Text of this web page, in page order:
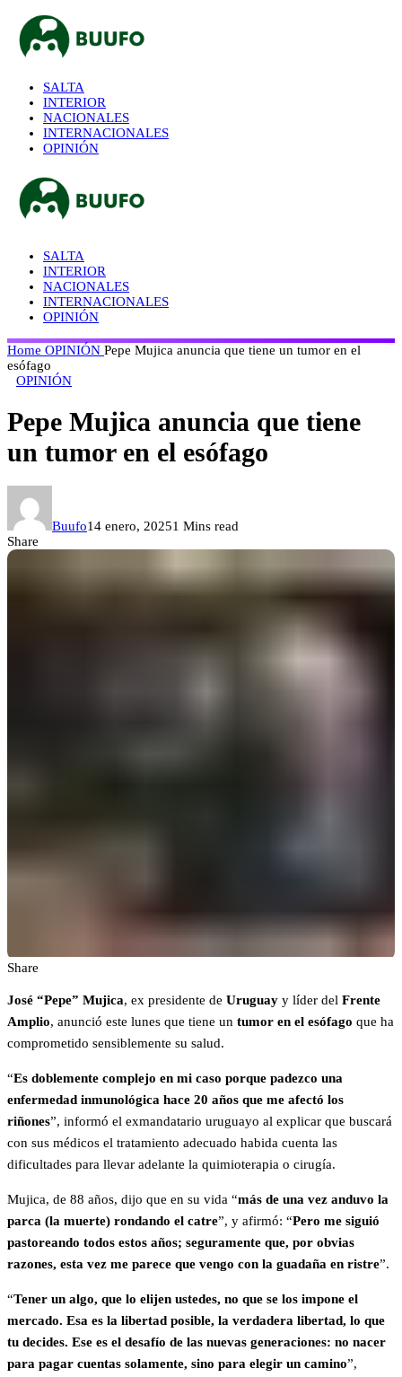
SALTA
INTERIOR
NACIONALES
INTERNACIONALES
OPINIÓN
SALTA
INTERIOR
NACIONALES
INTERNACIONALES
OPINIÓN
Home OPINIÓN Pepe Mujica anuncia que tiene un tumor en el
esófago
OPINIÓN
Pepe Mujica anuncia que tiene
un tumor en el esófago
Buufo14 enero, 20251 Mins read
Share
Share
José “Pepe” Mujica, ex presidente de Uruguay y líder del Frente
Amplio, anunció este lunes que tiene un tumor en el esófago que ha
comprometido sensiblemente su salud.
“Es doblemente complejo en mi caso porque padezco una
enfermedad inmunológica hace 20 años que me afectó los
riñones”, informó el exmandatario uruguayo al explicar que buscará
con sus médicos el tratamiento adecuado habida cuenta las
dificultades para llevar adelante la quimioterapia o cirugía.
Mujica, de 88 años, dijo que en su vida “más de una vez anduvo la
parca (la muerte) rondando el catre”, y afirmó: “Pero me siguió
pastoreando todos estos años; seguramente que, por obvias
razones, esta vez me parece que vengo con la guadaña en ristre”.
“Tener un algo, que lo elijen ustedes, no que se los impone el
mercado. Esa es la libertad posible, la verdadera libertad, lo que
tu decides. Ese es el desafío de las nuevas generaciones: no nacer
para pagar cuentas solamente, sino para elegir un camino”,